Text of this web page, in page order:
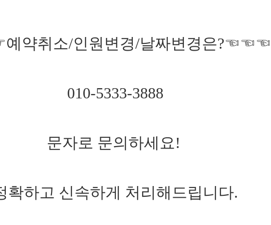
취소/인원변경/날짜변경은
010-5333-3888
문자로 문의하세요!
확하고 신속하게 처리해드립니다.